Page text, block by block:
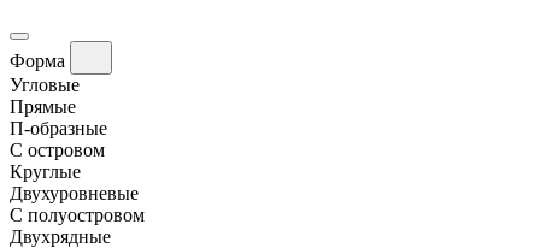
Форма
Угловые
Прямые
П-образные
С островом
Круглые
Двухуровневые
С полуостровом
Двухрядные